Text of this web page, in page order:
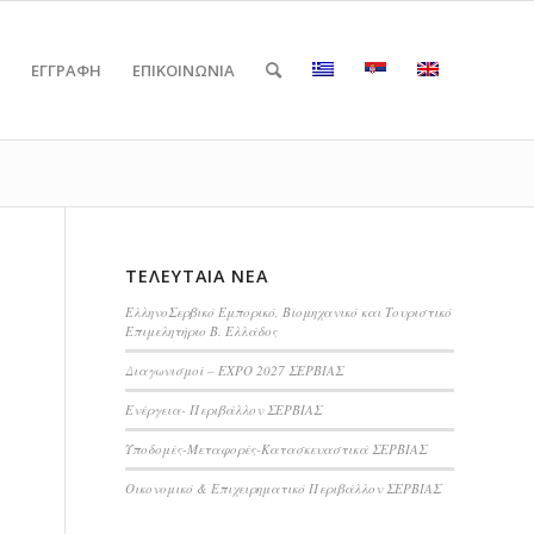
ΕΓΓΡΑΦΗ ΕΠΙΚΟΙΝΩΝΙΑ
ΤΕΛΕΥΤΑΊΑ ΝΈΑ
ΕλληνοΣερβικό Εμπορικό, Βιομηχανικό και Τουριστικό
Επιμελητήριο Β. Ελλάδος
Διαγωνισμοί – EXPO 2027 ΣΕΡΒΙΑΣ
Ενέργεια- Περιβάλλον ΣΕΡΒΙΑΣ
Υποδομές-Μεταφορές-Κατασκευαστικά ΣΕΡΒΙΑΣ
Οικονομικό & Επιχειρηματικό Περιβάλλον ΣΕΡΒΙΑΣ